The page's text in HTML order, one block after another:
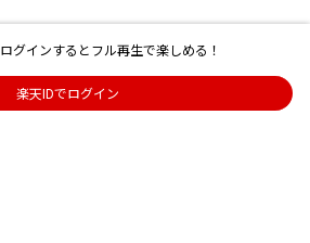
ログインするとフル再生で楽しめる！
楽天IDでログイン